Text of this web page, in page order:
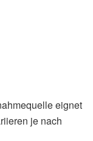
eignet
je nach